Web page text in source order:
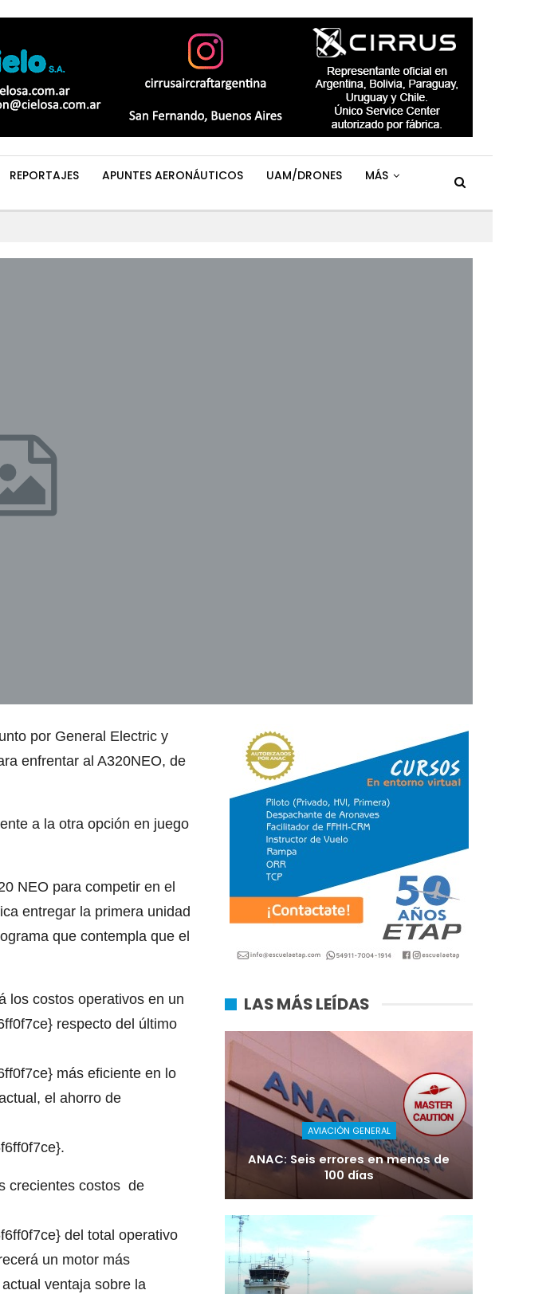
REPORTAJES APUNTES AERONÁUTICOS UAM/DRONES MÁS
por General Electric y
enfrentar al A320NEO, de
a la otra opción en juego
NEO para competir en el
entregar la primera unidad
que contempla que el
los costos operativos en un
respecto del último
más eficiente en lo
el ahorro de
crecientes costos de
del total operativo
un motor más
ventaja sobre la
LAS MÁS LEÍDAS
AVIACIÓN GENERAL
ANAC: Seis errores en menos de
100 días